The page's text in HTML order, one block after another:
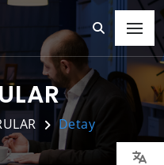
Detay